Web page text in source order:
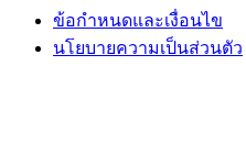
ข้อกำหนดและเงื่อนไข
นโยบายความเป็นส่วนตัว